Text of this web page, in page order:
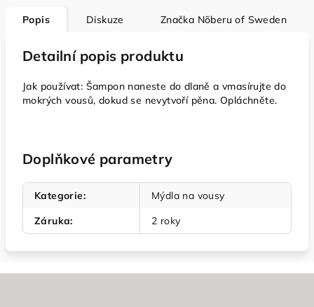
Popis Diskuze Značka Nõberu of Sweden
Detailní popis produktu
Jak používat: Šampon naneste do dlaně a vmasírujte do
mokrých vousů, dokud se nevytvoří pěna. Opláchněte.
Doplňkové parametry
Kategorie:
Mýdla na vousy
Záruka: 2 roky